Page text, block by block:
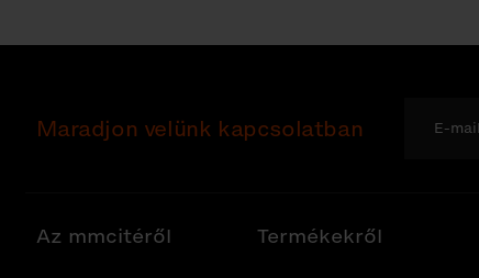
Maradjon velünk kapcsolatban
Az mmcitéről Termékekről